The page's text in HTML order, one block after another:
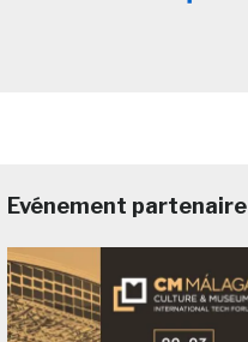
Evénement partenaire